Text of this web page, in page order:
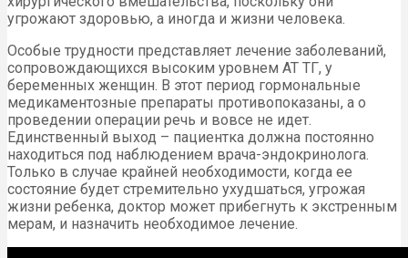
угрожают здоровью, а иногда и жизни человека.
Особые трудности представляет лечение заболеваний,
сопровождающихся высоким уровнем АТ ТГ, у
беременных женщин. В этот период гормональные
медикаментозные препараты противопоказаны, а о
проведении операции речь и вовсе не идет.
Единственный выход – пациентка должна постоянно
находиться под наблюдением врача-эндокринолога.
Только в случае крайней необходимости, когда ее
состояние будет стремительно ухудшаться, угрожая
жизни ребенка, доктор может прибегнуть к экстренным
мерам, и назначить необходимое лечение.